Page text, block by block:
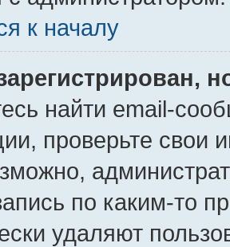
к началу
найти email-
проверьте свои
по каким-то
удаляют